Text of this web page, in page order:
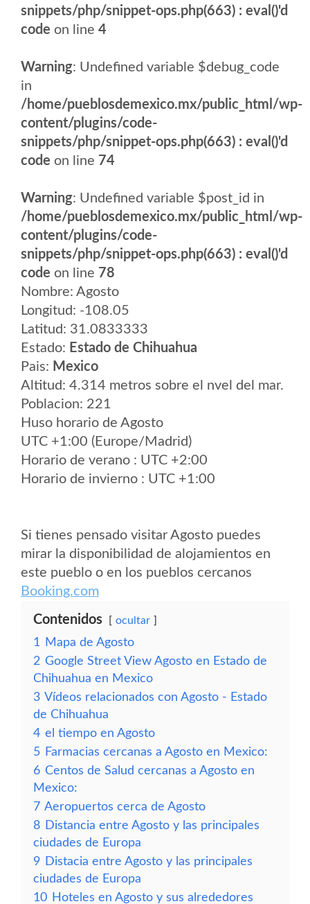
snippets/php/snippet-ops.php(663) : eval()'d
code on line 4
Warning: Undefined variable $debug_code
in
/home/pueblosdemexico.mx/public_html/wp-
content/plugins/code-
snippets/php/snippet-ops.php(663) : eval()'d
code on line 74
Warning: Undefined variable $post_id in
/home/pueblosdemexico.mx/public_html/wp-
content/plugins/code-
snippets/php/snippet-ops.php(663) : eval()'d
code on line 78
Nombre: Agosto
Longitud: -108.05
Latitud: 31.0833333
Estado: Estado de Chihuahua
Pais: Mexico
Altitud: 4.314 metros sobre el nvel del mar.
Poblacion: 221
Huso horario de Agosto
UTC +1:00 (Europe/Madrid)
Horario de verano : UTC +2:00
Horario de invierno : UTC +1:00
Si tienes pensado visitar Agosto puedes
mirar la disponibilidad de alojamientos en
este pueblo o en los pueblos cercanos
Booking.com
Contenidos ocultar
1
Mapa de Agosto
2 Google Street View Agosto en Estado de
Chihuahua en Mexico
3 Vídeos relacionados con Agosto - Estado
de Chihuahua
4 el tiempo en Agosto
5 Farmacias cercanas a Agosto en Mexico:
6 Centos de Salud cercanas a Agosto en
Mexico:
7 Aeropuertos cerca de Agosto
8 Distancia entre Agosto y las principales
ciudades de Europa
9 Distacia entre Agosto y las principales
ciudades de Europa
10 Hoteles en Agosto y sus alrededores